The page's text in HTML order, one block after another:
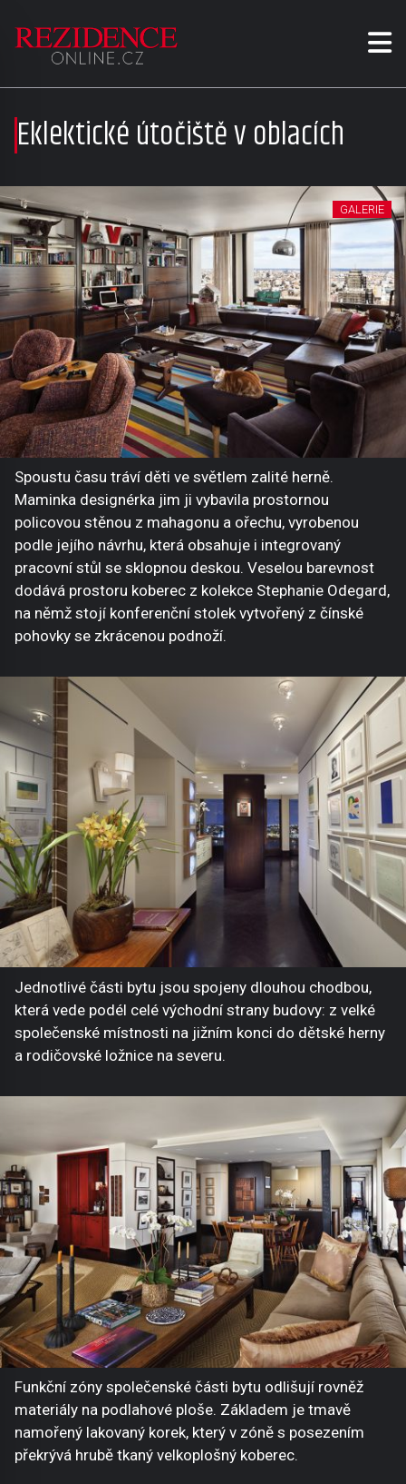
Eklektické útočiště v oblacích
GALERIE
Spoustu času tráví děti ve světlem zalité herně.
Maminka designérka jim ji vybavila prostornou
policovou stěnou z mahagonu a ořechu, vyrobenou
podle jejího návrhu, která obsahuje i integrovaný
pracovní stůl se sklopnou deskou. Veselou barevnost
dodává prostoru koberec z kolekce Stephanie Odegard,
na němž stojí konferenční stolek vytvořený z čínské
pohovky se zkrácenou podnoží.
Jednotlivé části bytu jsou spojeny dlouhou chodbou,
která vede podél celé východní strany budovy: z velké
společenské místnosti na jižním konci do dětské herny
a rodičovské ložnice na severu.
Funkční zóny společenské části bytu odlišují rovněž
materiály na podlahové ploše. Základem je tmavě
namořený lakovaný korek, který v zóně s posezením
překrývá hrubě tkaný velkoplošný koberec.